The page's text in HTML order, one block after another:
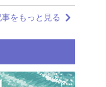
事をもっと見る